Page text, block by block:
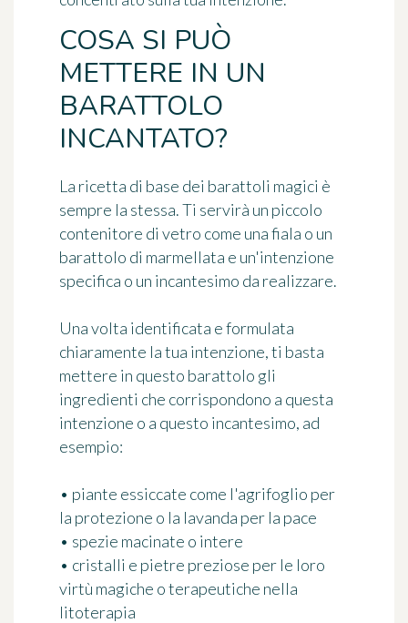
COSA SI PUÒ
METTERE IN UN
BARATTOLO
INCANTATO?
La ricetta di base dei barattoli magici è
sempre la stessa. Ti servirà un piccolo
contenitore di vetro come una fiala o un
barattolo di marmellata e un'intenzione
specifica o un incantesimo da realizzare.
Una volta identificata e formulata
chiaramente la tua intenzione, ti basta
mettere in questo barattolo gli
ingredienti che corrispondono a questa
intenzione o a questo incantesimo, ad
esempio:
• piante essiccate come l'agrifoglio per
la protezione o la lavanda per la pace
• spezie macinate o intere
• cristalli e pietre preziose per le loro
virtù magiche o terapeutiche nella
litoterapia